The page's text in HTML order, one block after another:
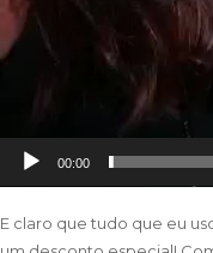
00:00
E claro que tudo que eu